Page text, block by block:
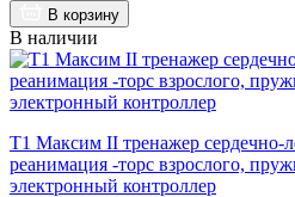
В корзину
В наличии
Т1 Максим II тренажер сердечно-
реанимация -торс взрослого,
электронный контроллер